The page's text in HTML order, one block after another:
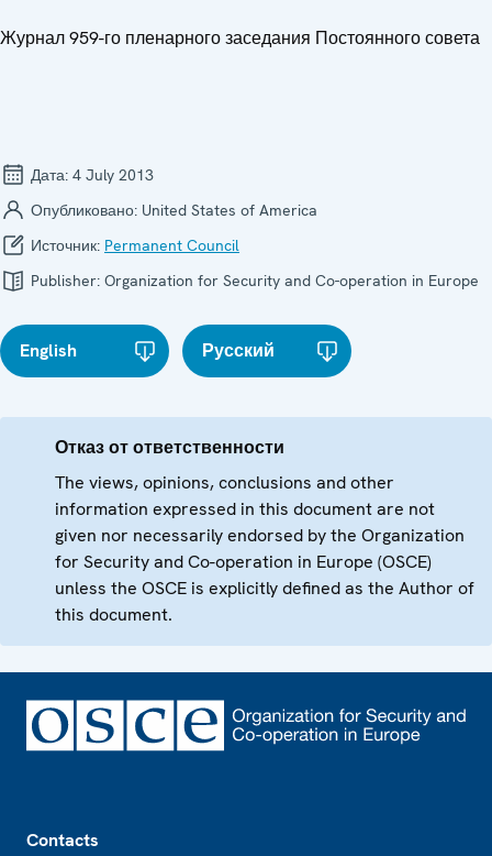
Журнал 959-го пленарного заседания Постоянного совета
Дата: 4 July 2013
Опубликовано: United States of America
Источник: Permanent Council
Publisher: Organization for Security and Co-operation in Europe
English Русский
Отказ от ответственности
The views, opinions, conclusions and other
information expressed in this document are not
given nor necessarily endorsed by the Organization
for Security and Co-operation in Europe (OSCE)
unless the OSCE is explicitly defined as the Author of
this document.
Contacts